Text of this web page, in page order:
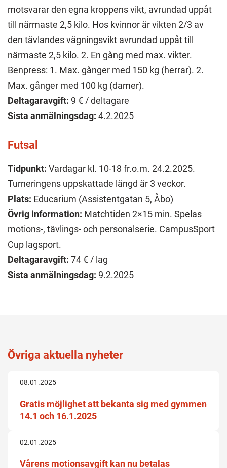
motsvarar den egna kroppens vikt, avrundad uppåt
till närmaste 2,5 kilo. Hos kvinnor är vikten 2/3 av
den tävlandes vägningsvikt avrundad uppåt till
närmaste 2,5 kilo. 2. En gång med max. vikter.
Benpress: 1. Max. gånger med 150 kg (herrar). 2.
Max. gånger med 100 kg (damer).
Deltagaravgift: 9 € / deltagare
Sista anmälningsdag: 4.2.2025
Futsal
Tidpunkt: Vardagar kl. 10-18 fr.o.m. 24.2.2025.
Turneringens uppskattade längd är 3 veckor.
Plats: Educarium (Assistentgatan 5, Åbo)
Övrig information: Matchtiden 2×15 min. Spelas
motions-, tävlings- och personalserie. CampusSport
Cup lagsport.
Deltagaravgift: 74 € / lag
Sista anmälningsdag: 9.2.2025
Övriga aktuella nyheter
08.01.2025
Gratis möjlighet att bekanta sig med gymmen
14.1 och 16.1.2025
02.01.2025
Vårens motionsavgift kan nu betalas